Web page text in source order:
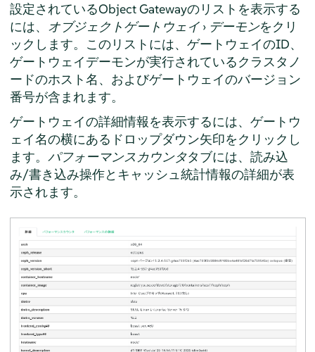
設定されているObject Gatewayのリストを表示する
には、 オブジェクトゲートウェイ› デーモンをクリ
ックします。このリストには、ゲートウェイのID、
ゲートウェイデーモンが実行されているクラスタノ
ードのホスト名、およびゲートウェイのバージョン
番号が含まれます。
ゲートウェイの詳細情報を表示するには、ゲートウ
ェイ名の横にあるドロップダウン矢印をクリックし
ます。 パフォーマンスカウンタタブには、読み込
み/書き込み操作とキャッシュ統計情報の詳細が表
示されます。